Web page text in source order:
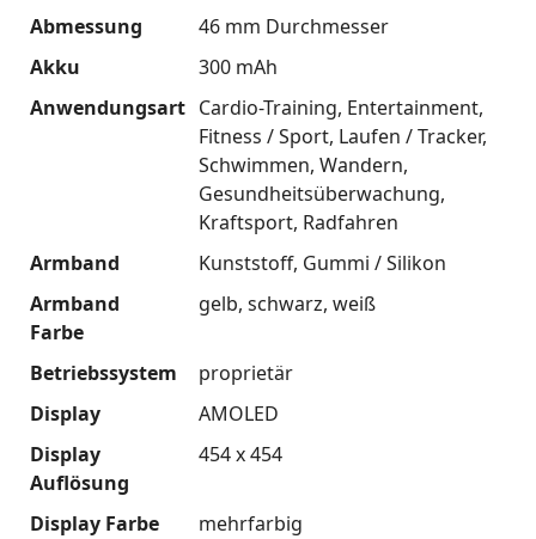
Abmessung
46 mm Durchmesser
Akku
300 mAh
Anwendungsart Cardio-Training Entertainment
Fitness / Sport Laufen / Tracker
Schwimmen Wandern
Gesundheitsüberwachung
Kraftsport Radfahren
Armband
Kunststoff Gummi / Silikon
Armband
Farbe
gelb schwarz weiß
Betriebssystem
proprietär
Display
AMOLED
Display
Auflösung
454 x 454
Display Farbe
mehrfarbig